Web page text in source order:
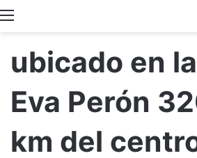
ubicado en
Eva Perón
km del